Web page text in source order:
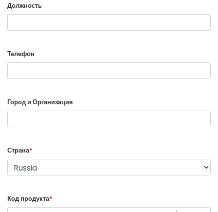
Должность
Телефон
Город и Организация
Страна*
Код продукта*